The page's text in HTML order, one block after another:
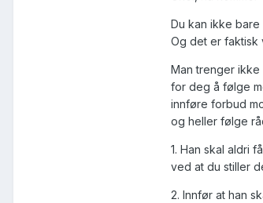
Du kan ikke
Og det er faktisk
Man trenger ikke
for deg å følge
innføre forbud
og heller følge
1. Han skal aldri
ved at du stiller
2. Innfør at han